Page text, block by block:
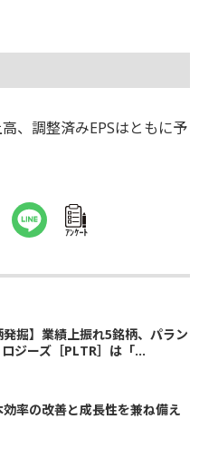
、調整済みEPSはともに予
ｱﾝｹｰﾄ
発掘】業績上振れ5銘柄、パラン
ジーズ［PLTR］は「...
効率の改善と成長性を兼ね備え